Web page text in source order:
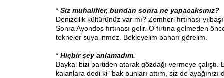
* Siz muhalifler, bundan sonra ne yapacaksınız?
Denizcilik kültürünüz var mı? Zemheri fırtınası
Sonra Ayondos fırtınası gelir. O fırtına gelmeden
tekneler suya inmez. Bekleyelim baharı görelim.
* Hiçbir şey anlamadım.
Baykal bizi partiden atarak gözdağı vermeye çalıştı.
kalanlara dedi ki "bak bunları attım, siz de ayağınızı